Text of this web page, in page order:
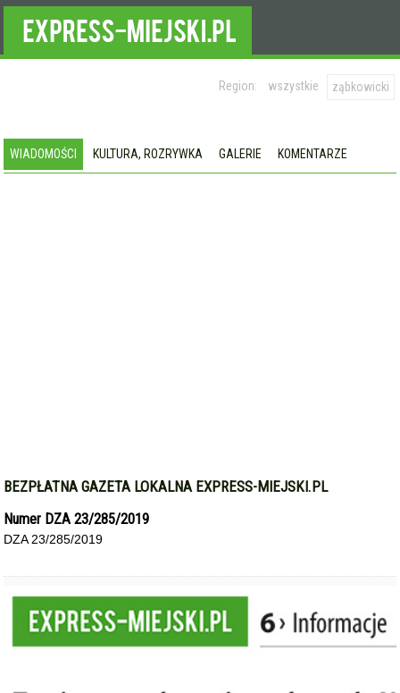
Region: wszystkie ząbkowicki
WIADOMOŚCI KULTURA, ROZRYWKA GALERIE KOMENTARZE
BEZPŁATNA GAZETA LOKALNA EXPRESS-MIEJSKI.PL
Numer DZA 23/285/2019
DZA 23/285/2019